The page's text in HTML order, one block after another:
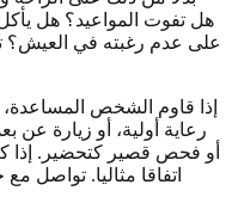
هل تفوت المواعيد؟ هل
على عدم رغبته في العيش؟
إذا قاوم الشخص
رعاية أولية، أو زيارة عن
أو فحص قصير كتحضير. إذا
اتفاقا مثاليا. تواصل